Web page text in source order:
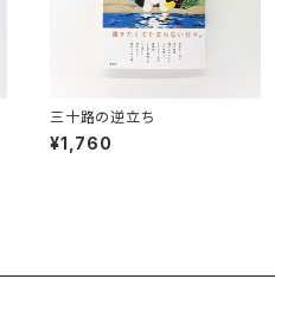
三十路の逆立ち
¥1,760